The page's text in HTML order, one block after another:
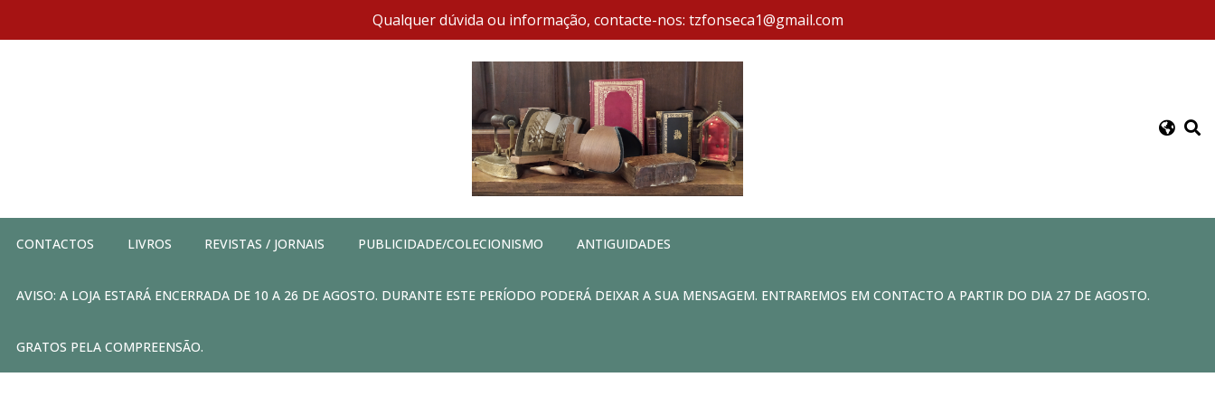
Qualquer dúvida ou informação, contacte-nos: tzfonseca1@gmail.com
CONTACTOS LIVROS REVISTAS / JORNAIS PUBLICIDADE/COLECIONISMO ANTIGUIDADES
AVISO: A LOJA ESTARÁ ENCERRADA DE 10 A 26 DE AGOSTO. DURANTE ESTE PERÍODO PODERÁ DEIXAR A SUA MENSAGEM. ENTRAREMOS EM CONTACTO A PARTIR DO DIA 27 DE AGOSTO.
GRATOS PELA COMPREENSÃO.